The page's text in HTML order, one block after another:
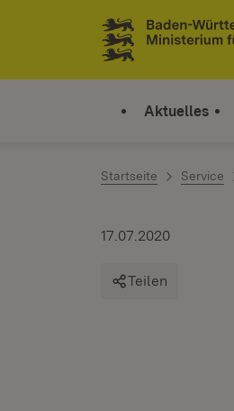
Zum Inhalt springen
Link zur Startseite
Aktuelles
Startseite Service
17.07.2020
Teilen